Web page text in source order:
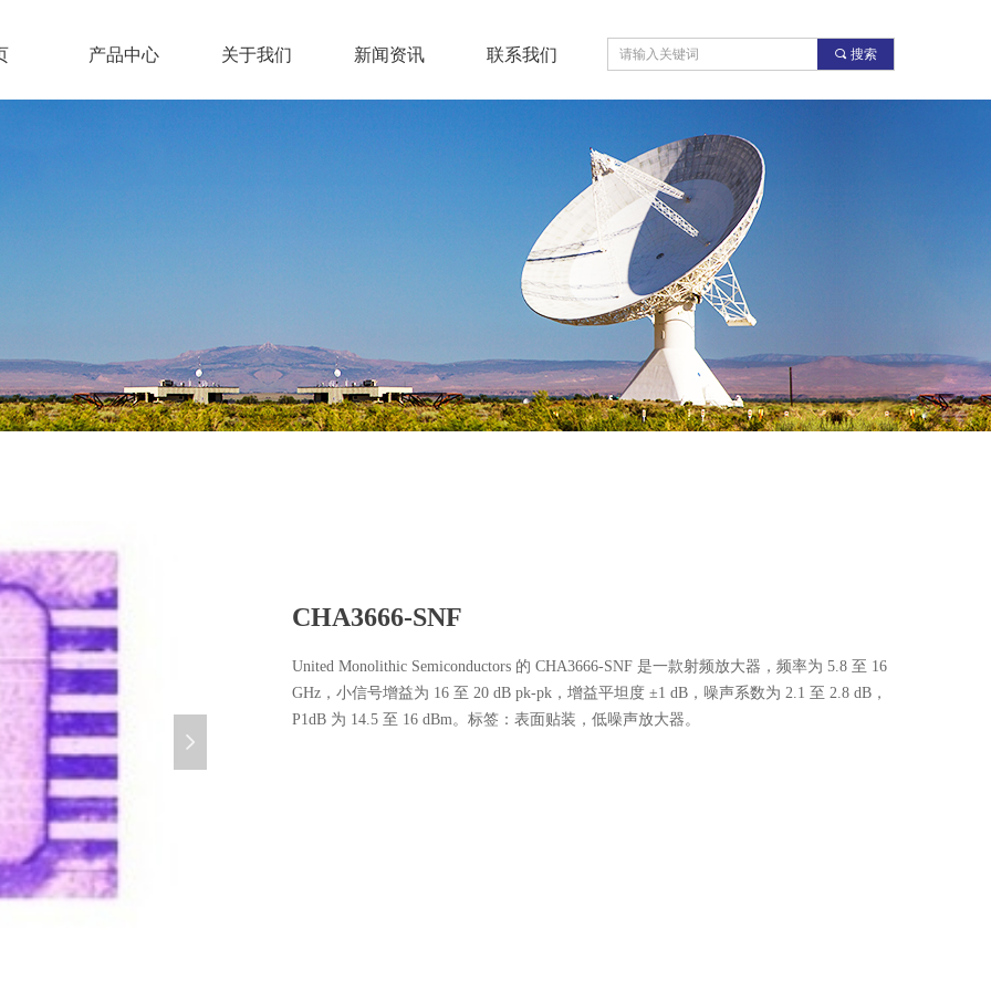
产品中心 关于我们 新闻资讯 联系我们 끠 搜索
넲
CHA3666-SNF
United Monolithic Semiconductors 的 CHA3666-SNF 是一款射频放大器，频率为 5.8 至 16
GHz，小信号增益为 16 至 20 dB pk-pk，增益平坦度 ±1 dB，噪声系数为 2.1 至 2.8 dB，
P1dB 为 14.5 至 16 dBm。标签：表面贴装，低噪声放大器。